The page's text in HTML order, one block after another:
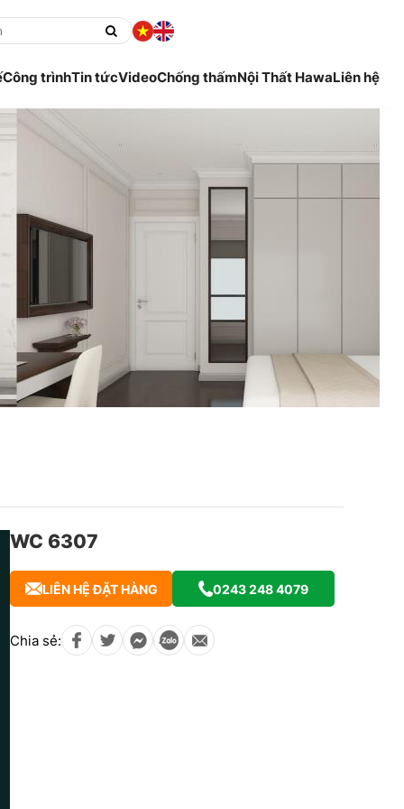
Công trìnhTin tứcVideoChống thấmNội Thất HawaLiên hệ
WC 6307
LIÊN HỆ ĐẶT HÀNG 0243 248 4079
Chia sẻ: